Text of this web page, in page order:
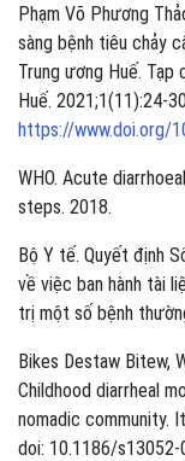
Phạm Võ Phương
sàng bệnh tiêu chảy
Trung ương Huế.
Huế. 2021;1(11):24-
https://www.doi.org/
WHO. Acute
steps. 2018.
Bộ Y tế. Quyết định
về việc ban hành tài
trị một số bệnh
Bikes Destaw Bitew,
Childhood diarrheal
nomadic community.
doi: 10.1186/s13052-